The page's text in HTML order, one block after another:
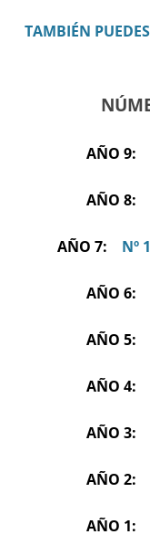
TAMBIÉN
AÑO 9:
AÑO 8:
AÑO 7: Nº 1
AÑO 6:
AÑO 5:
AÑO 4:
AÑO 3:
AÑO 2:
AÑO 1: